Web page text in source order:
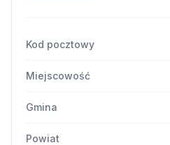
Kod pocztowy
Miejscowość
Gmina
Powiat